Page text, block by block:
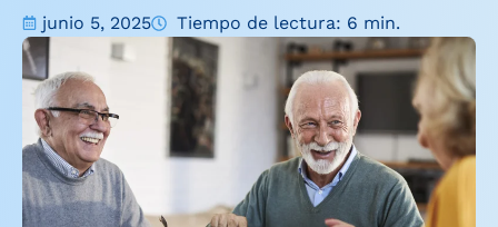
junio 5, 2025 Tiempo de lectura: 6 min.